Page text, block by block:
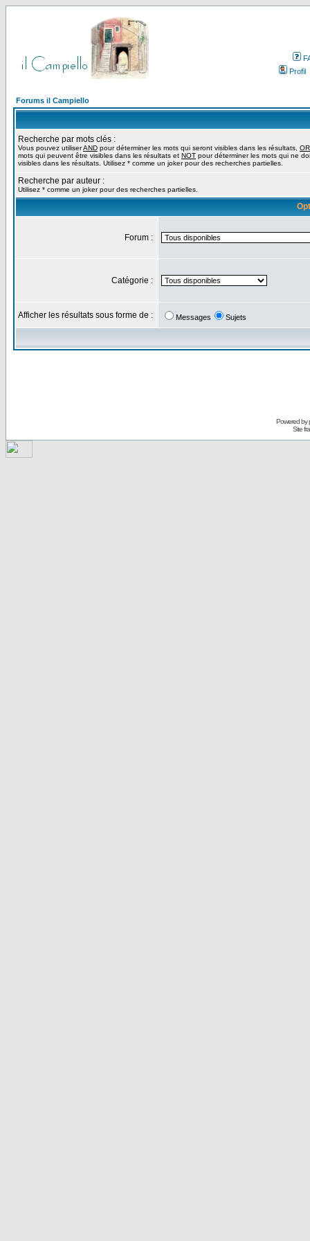
Profil
Forums il Campiello
Recherche par mots clés :
Vous pouvez utiliserAND pour déterminer les mots qui seront visibles dans les résultats, OR
mots qui peuvent être visibles dans les résultats et NOT pour déterminer les mots qui ne
visibles dans les résultats. Utilisez * comme un joker pour des recherches partielles.
Recherche par auteur :
Utilisez * comme un joker pour des recherches partielles.
Forum :
Catégorie :
Afficher les résultats sous forme de : Messages Sujets
Powered by
Site